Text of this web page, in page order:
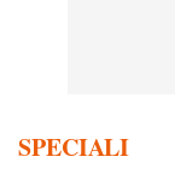
SPECIALI